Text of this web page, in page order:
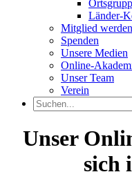
Länder-
Mitglied werden
Spenden
Unsere Medien
Online-
Unser Team
Verein
Unser
sich